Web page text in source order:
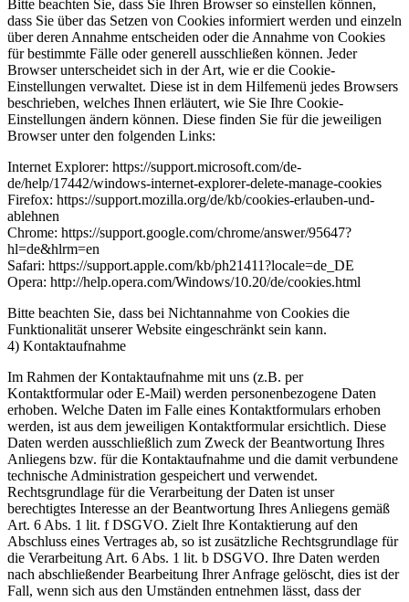
Bitte beachten Sie, dass Sie Ihren Browser so einstellen können,
dass Sie über das Setzen von Cookies informiert werden und einzeln
über deren Annahme entscheiden oder die Annahme von Cookies
für bestimmte Fälle oder generell ausschließen können. Jeder
Browser unterscheidet sich in der Art, wie er die Cookie-
Einstellungen verwaltet. Diese ist in dem Hilfemenü jedes Browsers
beschrieben, welches Ihnen erläutert, wie Sie Ihre Cookie-
Einstellungen ändern können. Diese finden Sie für die jeweiligen
Browser unter den folgenden Links:
Internet Explorer: https://support.microsoft.com/de-
de/help/17442/windows-internet-explorer-delete-manage-cookies
Firefox: https://support.mozilla.org/de/kb/cookies-erlauben-und-
ablehnen
Chrome: https://support.google.com/chrome/answer/95647?
hl=de&hlrm=en
Safari: https://support.apple.com/kb/ph21411?locale=de_DE
Opera: http://help.opera.com/Windows/10.20/de/cookies.html
Bitte beachten Sie, dass bei Nichtannahme von Cookies die
Funktionalität unserer Website eingeschränkt sein kann.
4) Kontaktaufnahme
Im Rahmen der Kontaktaufnahme mit uns (z.B. per
Kontaktformular oder E-Mail) werden personenbezogene Daten
erhoben. Welche Daten im Falle eines Kontaktformulars erhoben
werden, ist aus dem jeweiligen Kontaktformular ersichtlich. Diese
Daten werden ausschließlich zum Zweck der Beantwortung Ihres
Anliegens bzw. für die Kontaktaufnahme und die damit verbundene
technische Administration gespeichert und verwendet.
Rechtsgrundlage für die Verarbeitung der Daten ist unser
berechtigtes Interesse an der Beantwortung Ihres Anliegens gemäß
Art. 6 Abs. 1 lit. f DSGVO. Zielt Ihre Kontaktierung auf den
Abschluss eines Vertrages ab, so ist zusätzliche Rechtsgrundlage für
die Verarbeitung Art. 6 Abs. 1 lit. b DSGVO. Ihre Daten werden
nach abschließender Bearbeitung Ihrer Anfrage gelöscht, dies ist der
Fall, wenn sich aus den Umständen entnehmen lässt, dass der